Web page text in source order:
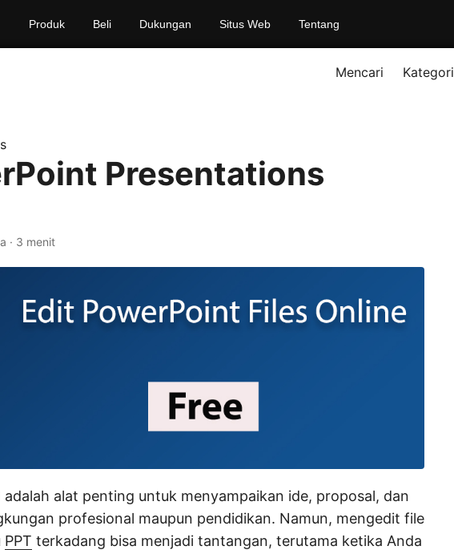
Produk Beli Dukungan Situs Web Tentang
Mencari Kategori
Presentations
· 3 menit
adalah alat penting untuk menyampaikan ide, proposal, dan
profesional maupun pendidikan. Namun, mengedit file
PPT terkadang bisa menjadi tantangan, terutama ketika Anda